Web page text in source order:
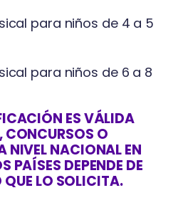
para niños de 4 a 5
para niños de 6 a 8
ES VÁLIDA
CONCURSOS O
NIVEL NACIONAL EN
PAÍSES DEPENDE DE
QUE LO SOLICITA.